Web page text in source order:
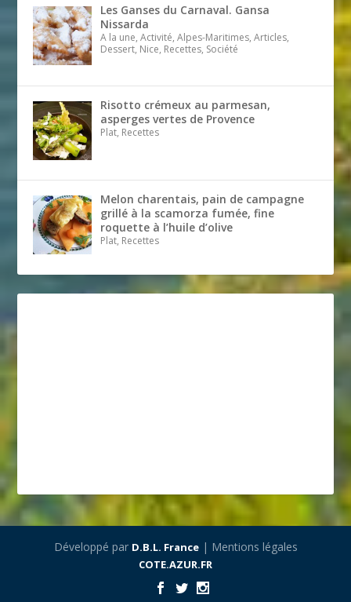
Les Ganses du Carnaval. Gansa
Nissarda
A la une, Activité, Alpes-Maritimes, Articles,
Dessert, Nice, Recettes, Société
Risotto crémeux au parmesan,
asperges vertes de Provence
Plat, Recettes
Melon charentais, pain de campagne
grillé à la scamorza fumée, fine
roquette à l’huile d’olive
Plat, Recettes
Développé par D.B.L. France| Mentions légales
COTE.AZUR.FR